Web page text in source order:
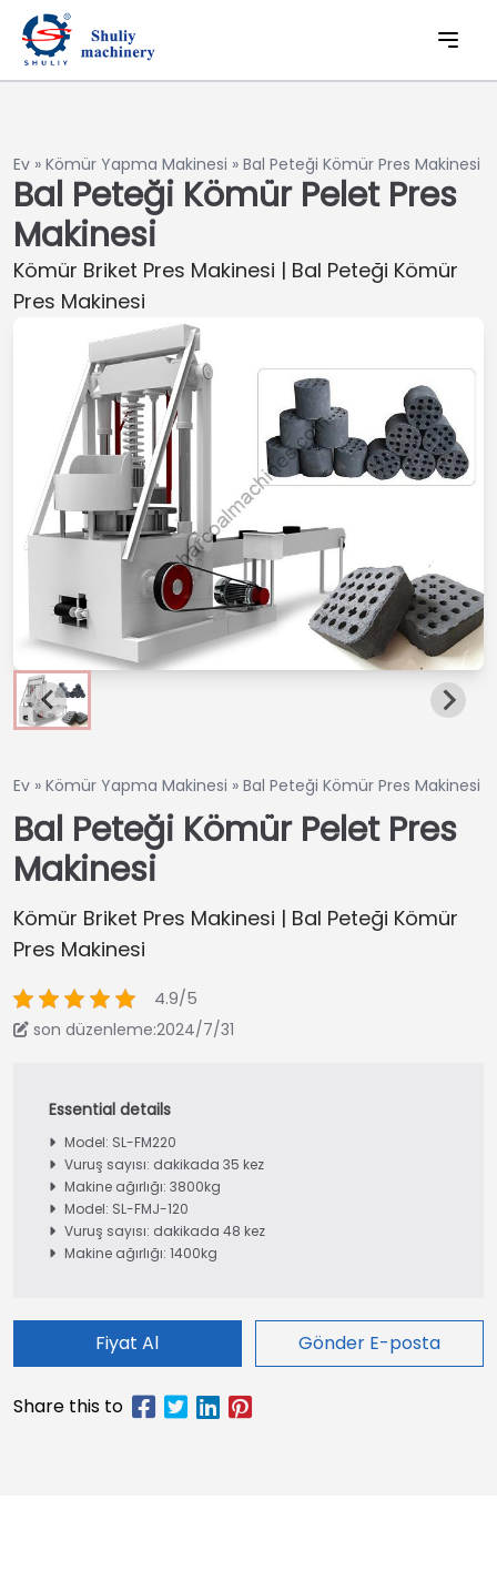
Ev » Kömür Yapma Makinesi » Bal Peteği Kömür Pres Makinesi
Bal Peteği Kömür Pelet Pres
Makinesi
Kömür Briket Pres Makinesi | Bal Peteği Kömür
Pres Makinesi
Ev » Kömür Yapma Makinesi » Bal Peteği Kömür Pres Makinesi
Bal Peteği Kömür Pelet Pres
Makinesi
Kömür Briket Pres Makinesi | Bal Peteği Kömür
Pres Makinesi
4.9/5
son düzenleme:2024/7/31
Model: SL-FM220
Vuruş sayısı: dakikada 35 kez
Makine ağırlığı: 3800kg
Model: SL-FMJ-120
Vuruş sayısı: dakikada 48 kez
Makine ağırlığı: 1400kg
Fiyat Al Gönder E-posta